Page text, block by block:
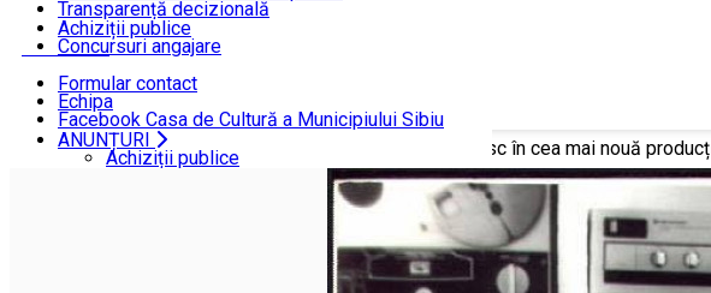
CONTACT
Transparență decizională
Achiziții publice
Concursuri angajare
Formular contact
Echipa
Facebook Casa de Cultură a Municipiului Sibiu
Facebook Teatrul de Balet Sibiu
Instagram Teatrul de Balet Sibiu
YouTube Teatrul de Balet Sibiu
ANUNȚURI
Achiziții publice
Concursuri angajare
Facebook Casa de Cultură a Municipiului Sibiu
Facebook Teatrul de Balet Sibiu
Instagram Teatrul de Balet Sibiu
Acasă ȘTIRI Muzică electronică și folclor românesc în cea mai nouă